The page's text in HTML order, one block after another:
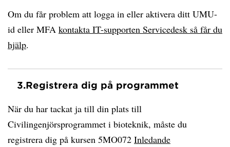
Om du får problem att logga in eller aktivera ditt UMU-
id eller MFA kontakta IT-supporten Servicedesk så får du
hjälp.
3.Registrera dig på programmet
När du har tackat ja till din plats till
Civilingenjörsprogrammet i bioteknik, måste du
registrera dig på kursen 5MO072 Inledande